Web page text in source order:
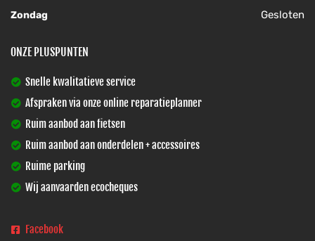
Zondag Gesloten
ONZE PLUSPUNTEN
Snelle kwalitatieve service
Afspraken via onze online reparatieplanner
Ruim aanbod aan fietsen
Ruim aanbod aan onderdelen + accessoires
Ruime parking
Wij aanvaarden ecocheques
Facebook